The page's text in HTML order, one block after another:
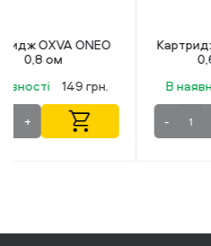
Картридж OXVA XLIM EZ
В наявності
149 грн.
+